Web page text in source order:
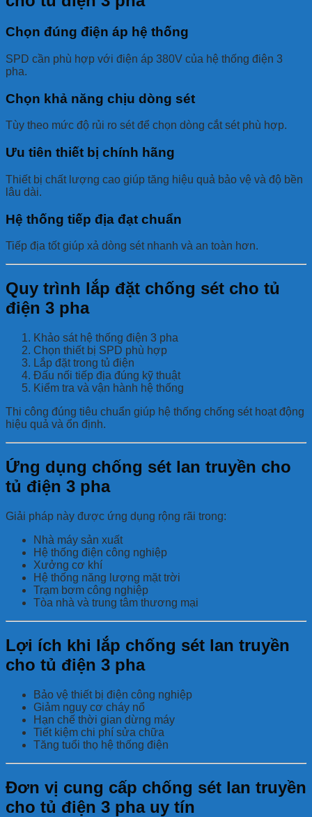
Chọn đúng điện áp hệ thống
SPD cần phù hợp với điện áp 380V của hệ thống điện 3
pha.
Chọn khả năng chịu dòng sét
Tùy theo mức độ rủi ro sét để chọn dòng cắt sét phù hợp.
Ưu tiên thiết bị chính hãng
Thiết bị chất lượng cao giúp tăng hiệu quả bảo vệ và độ bền
lâu dài.
Hệ thống tiếp địa đạt chuẩn
Tiếp địa tốt giúp xả dòng sét nhanh và an toàn hơn.
Quy trình lắp đặt chống sét cho tủ
điện 3 pha
Khảo sát hệ thống điện 3 pha
Chọn thiết bị SPD phù hợp
Lắp đặt trong tủ điện
Đấu nối tiếp địa đúng kỹ thuật
Kiểm tra và vận hành hệ thống
Thi công đúng tiêu chuẩn giúp hệ thống chống sét hoạt động
hiệu quả và ổn định.
Ứng dụng chống sét lan truyền cho
tủ điện 3 pha
Giải pháp này được ứng dụng rộng rãi trong:
Nhà máy sản xuất
Hệ thống điện công nghiệp
Xưởng cơ khí
Hệ thống năng lượng mặt trời
Trạm bơm công nghiệp
Tòa nhà và trung tâm thương mại
Lợi ích khi lắp chống sét lan truyền
cho tủ điện 3 pha
Bảo vệ thiết bị điện công nghiệp
Giảm nguy cơ cháy nổ
Hạn chế thời gian dừng máy
Tiết kiệm chi phí sửa chữa
Tăng tuổi thọ hệ thống điện
Đơn vị cung cấp chống sét lan truyền
cho tủ điện 3 pha uy tín